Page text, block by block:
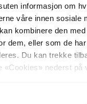
informasjon om
våre innen sosiale
kombinere den med
dem, eller som de
Du kan trekke
«Cookies» nederst på